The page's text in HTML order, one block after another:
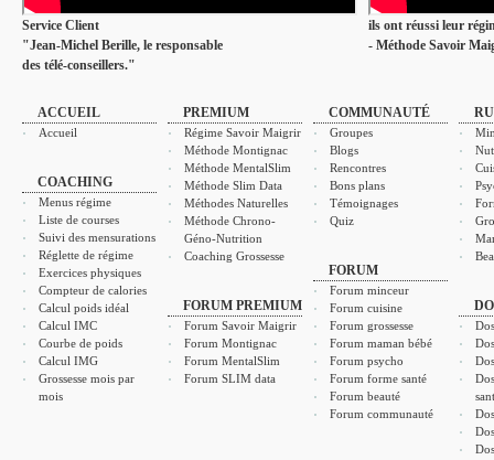
Service Client
"Jean-Michel Berille, le responsable
des télé-conseillers."
ils ont réussi leur
- Méthode Savoir
ACCUEIL
Accueil
COACHING
Menus régime
Liste de courses
Suivi des mensurations
Réglette de régime
Exercices physiques
Compteur de calories
Calcul poids idéal
Calcul IMC
Courbe de poids
Calcul IMG
Grossesse mois par
mois
PREMIUM
Régime Savoir Maigrir
Méthode Montignac
Méthode MentalSlim
Méthode Slim Data
Méthodes Naturelles
Méthode Chrono-
Géno-Nutrition
Coaching Grossesse
FORUM PREMIUM
Forum Savoir Maigrir
Forum Montignac
Forum MentalSlim
Forum SLIM data
COMMUNAUTÉ
Groupes
Blogs
Rencontres
Bons plans
Témoignages
Quiz
FORUM
Forum minceur
Forum cuisine
Forum grossesse
Forum maman bébé
Forum psycho
Forum forme santé
Forum beauté
Forum communauté